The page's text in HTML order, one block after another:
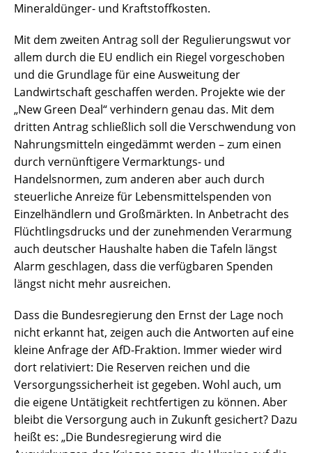
Mineraldünger- und Kraftstoffkosten.
Mit dem zweiten Antrag soll der Regulierungswut vor
allem durch die EU endlich ein Riegel vorgeschoben
und die Grundlage für eine Ausweitung der
Landwirtschaft geschaffen werden. Projekte wie der
„New Green Deal“ verhindern genau das. Mit dem
dritten Antrag schließlich soll die Verschwendung von
Nahrungsmitteln eingedämmt werden – zum einen
durch vernünftigere Vermarktungs- und
Handelsnormen, zum anderen aber auch durch
steuerliche Anreize für Lebensmittelspenden von
Einzelhändlern und Großmärkten. In Anbetracht des
Flüchtlingsdrucks und der zunehmenden Verarmung
auch deutscher Haushalte haben die Tafeln längst
Alarm geschlagen, dass die verfügbaren Spenden
längst nicht mehr ausreichen.
Dass die Bundesregierung den Ernst der Lage noch
nicht erkannt hat, zeigen auch die Antworten auf eine
kleine Anfrage der AfD-Fraktion. Immer wieder wird
dort relativiert: Die Reserven reichen und die
Versorgungssicherheit ist gegeben. Wohl auch, um
die eigene Untätigkeit rechtfertigen zu können. Aber
bleibt die Versorgung auch in Zukunft gesichert? Dazu
heißt es: „Die Bundesregierung wird die